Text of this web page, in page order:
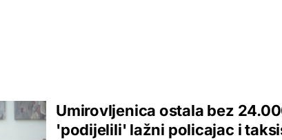
Umirovljenica ostala bez
'podijelili' lažni policajac i